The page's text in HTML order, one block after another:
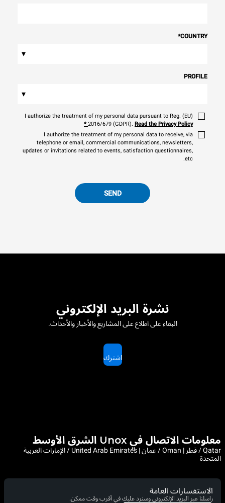
COUNTRY
*
▾
PROFILE
▾
I authorize the treatment of my personal data pursuant to Reg. (EU)
2016/679 (GDPR). Read the Privacy Policy
*
I authorize the treatment of my personal data to receive, via
telephone or email, commercial communications, newsletters,
updates or invitations related to events, satisfaction questionnaires,
etc.
SEND
نشرة البريد الإلكتروني
البقاء على اطلاع على المشاريع والأخبار والأحداث.
اشترك
معلومات الاتصال في Unox الشرق الأوسط
Qatar / قطر | Oman / عمان | United Arab Emirates / الإمارات العربية
المتحدة
الاستفسارات العامة
راسلنا عبر البريد الإلكتروني وسنرد عليك في أقرب وقت ممكن.